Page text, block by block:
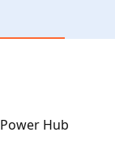
Power Hub